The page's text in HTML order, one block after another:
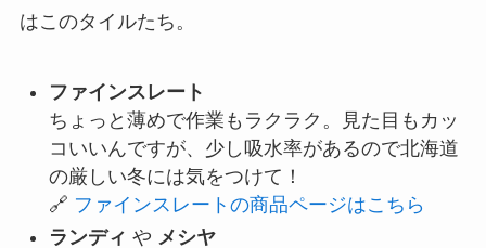
はこのタイルたち。
ファインスレート
ちょっと薄めで作業もラクラク。見た目もカッ
コいいんですが、少し吸水率があるので北海道
の厳しい冬には気をつけて！
🔗 ファインスレートの商品ページはこちら
ランディ や メシヤ